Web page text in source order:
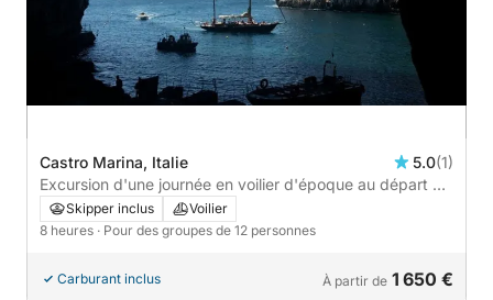
Castro Marina, Italie 5.0(1)
Excursion d'une journée en voilier d'époque au départ de
Castro Marina.
Skipper inclus
Voilier
8 heures · Pour des groupes de 12 personnes
Carburant inclus À partir de 1 650 €